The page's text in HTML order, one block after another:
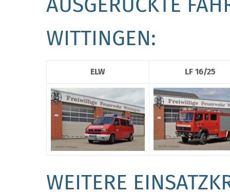
WITTINGEN:
ELW LF 16/25
WEITERE